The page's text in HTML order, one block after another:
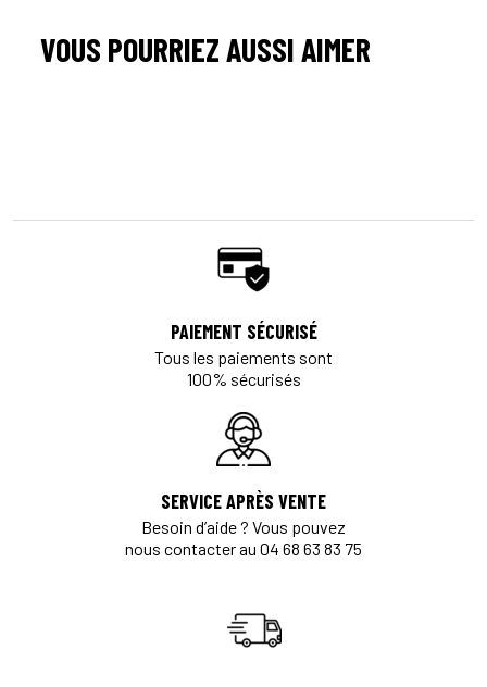
VOUS POURRIEZ AUSSI AIMER
PAIEMENT SÉCURISÉ
Tous les paiements sont
100% sécurisés
SERVICE APRÈS VENTE
Besoin d’aide ? Vous pouvez
nous contacter au 04 68 63 83 75